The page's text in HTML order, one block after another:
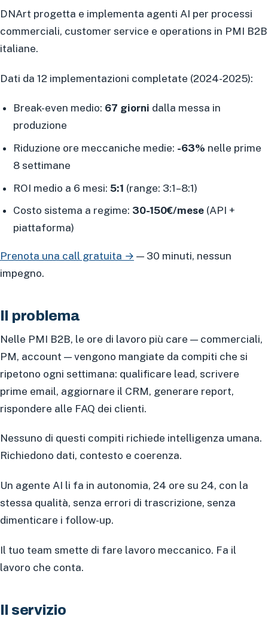
DNArt progetta e implementa agenti AI per processi
commerciali, customer service e operations in PMI B2B
italiane.
Dati da 12 implementazioni completate (2024-2025):
Break-even medio: 67 giorni dalla messa in
produzione
Riduzione ore meccaniche medie: -63% nelle prime
8 settimane
ROI medio a 6 mesi:5:1 (range: 3:1–8:1)
Costo sistema a regime: 30-150€/mese (API +
piattaforma)
Prenota una call gratuita → — 30 minuti, nessun
impegno.
Il problema
Nelle PMI B2B, le ore di lavoro più care — commerciali,
PM, account — vengono mangiate da compiti che si
ripetono ogni settimana: qualificare lead, scrivere
prime email, aggiornare il CRM, generare report,
rispondere alle FAQ dei clienti.
Nessuno di questi compiti richiede intelligenza umana.
Richiedono dati, contesto e coerenza.
Un agente AI li fa in autonomia, 24 ore su 24, con la
stessa qualità, senza errori di trascrizione, senza
dimenticare i follow-up.
Il tuo team smette di fare lavoro meccanico. Fa il
lavoro che conta.
Il servizio